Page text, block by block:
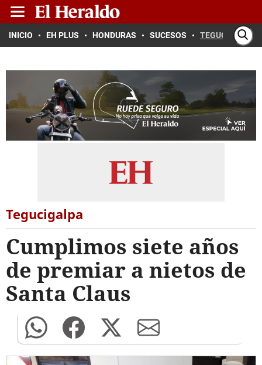
INICIO EH PLUS HONDURAS SUCESOS TEGUCIGALPA
Tegucigalpa
Cumplimos siete años
de premiar a nietos de
Santa Claus